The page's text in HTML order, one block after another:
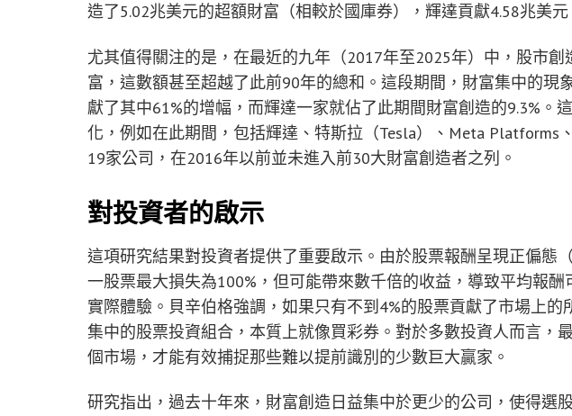
造了5.02兆美元的超額財富（相較於國庫券），輝達貢獻4.58兆美元
尤其值得關注的是，在最近的九年（2017年至2025年）中，股市
富，這數額甚至超越了此前90年的總和。這段期間，財富集中的現
獻了其中61%的增幅，而輝達一家就佔了此期間財富創造的9.3%。
化，例如在此期間，包括輝達、特斯拉（Tesla）、Meta Platforms
19家公司，在2016年以前並未進入前30大財富創造者之列。
對投資者的啟示
這項研究結果對投資者提供了重要啟示。由於股票報酬呈現正偏態
一股票最大損失為100%，但可能帶來數千倍的收益，導致平均報
實際體驗。貝辛伯格強調，如果只有不到4%的股票貢獻了市場上的
集中的股票投資組合，本質上就像買彩券。對於多數投資人而言，
個市場，才能有效捕捉那些難以提前識別的少數巨大贏家。
研究指出，過去十年來，財富創造日益集中於更少的公司，使得選